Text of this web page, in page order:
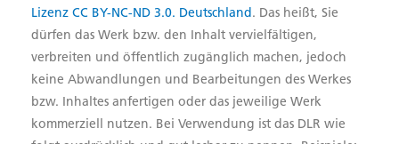
Lizenz CC BY-NC-ND 3.0. Deutschland. Das heißt, Sie
dürfen das Werk bzw. den Inhalt vervielfältigen,
verbreiten und öffentlich zugänglich machen, jedoch
keine Abwandlungen und Bearbeitungen des Werkes
bzw. Inhaltes anfertigen oder das jeweilige Werk
kommerziell nutzen. Bei Verwendung ist das DLR wie